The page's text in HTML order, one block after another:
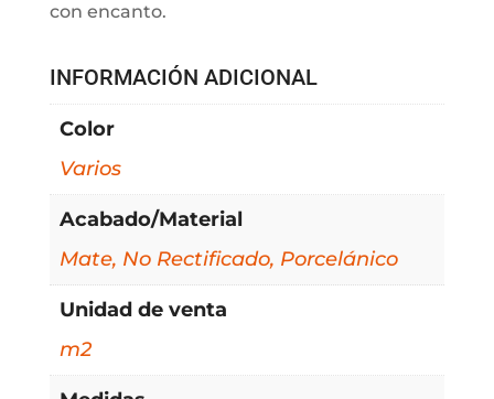
con encanto.
INFORMACIÓN ADICIONAL
Color
Varios
Acabado/Material
Mate, No Rectificado, Porcelánico
Unidad de venta
m2